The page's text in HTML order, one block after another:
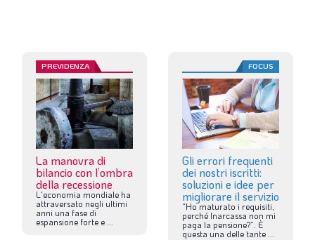
PREVIDENZA
La manovra di
bilancio con l’ombra
della recessione
L'economia mondiale ha
attraversato negli ultimi
anni una fase di
espansione forte e
FOCUS
Gli errori frequenti
dei nostri iscritti:
soluzioni e idee per
migliorare il servizio
“Homaturato i requisiti,
perché Inarcassa non mi
paga la pensione?”. È
questa una delle tante